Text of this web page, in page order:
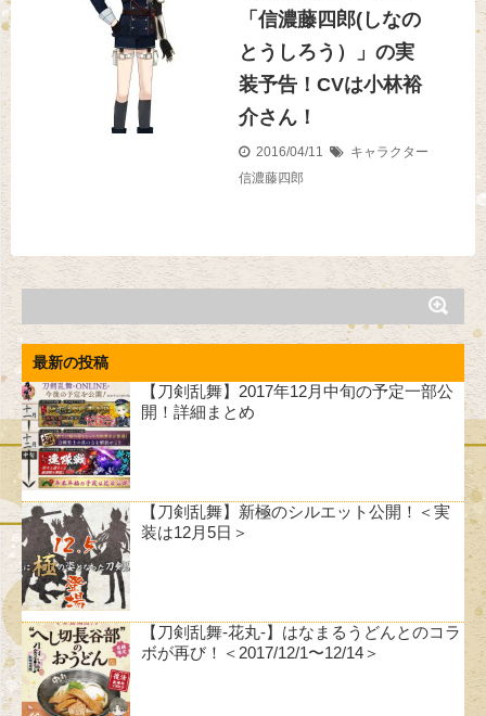
「信濃藤四郎(しなの
とうしろう）」の実
装予告！CVは小林裕
介さん！
2016/04/11
キャラクター
信濃藤四郎
最新の投稿
【刀剣乱舞】2017年12月中旬の予定一部公
開！詳細まとめ
【刀剣乱舞】新極のシルエット公開！＜実
装は12月5日＞
【刀剣乱舞-花丸-】はなまるうどんとのコラ
ボが再び！＜2017/12/1〜12/14＞